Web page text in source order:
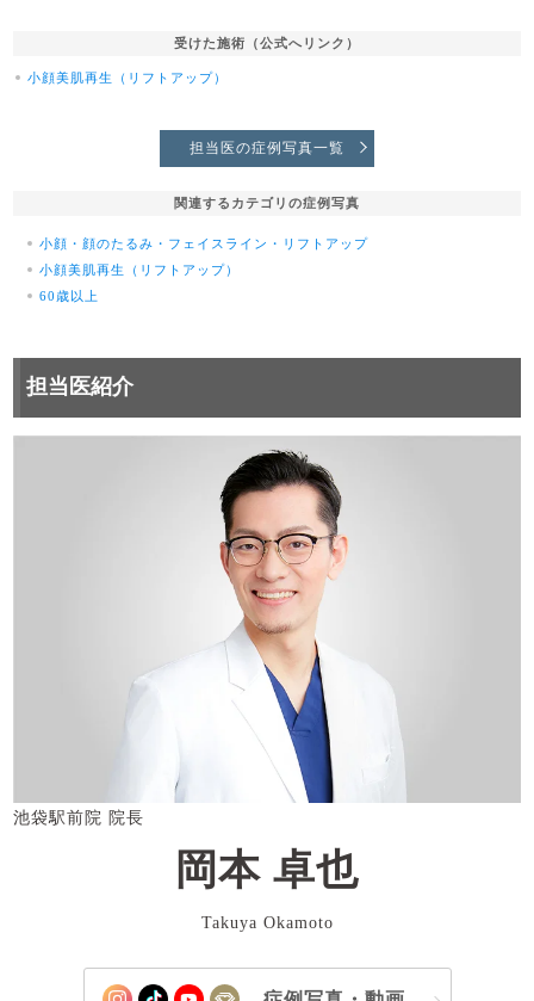
受けた施術（公式へリンク）
小顔美肌再生（リフトアップ）
担当医の症例写真一覧
関連するカテゴリの症例写真
小顔・顔のたるみ・フェイスライン・リフトアップ
小顔美肌再生（リフトアップ）
60歳以上
担当医紹介
池袋駅前院 院長
岡本 卓也
Takuya Okamoto